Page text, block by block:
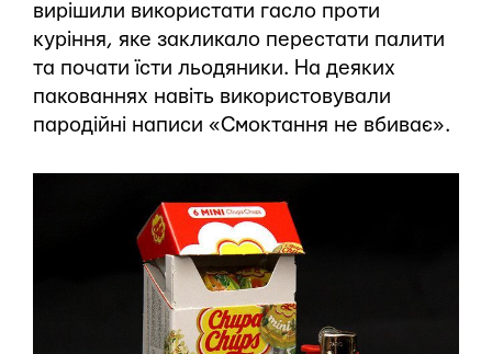
вирішили використати гасло проти
куріння, яке закликало перестати палити
та почати їсти льодяники. На деяких
пакованнях навіть використовували
пародійні написи «Смоктання не вбиває».